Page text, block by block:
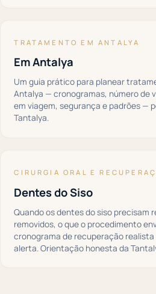
TRATAMENTO EM ANTALYA
Em Antalya
Um guia prático para planear
Antalya — cronogramas, número de
em viagem, segurança e padrões —
Tantalya.
CIRURGIA ORAL E
Dentes do Siso
Quando os dentes do siso precisam
removidos, o que o procedimento
cronograma de recuperação
alerta. Orientação honesta da